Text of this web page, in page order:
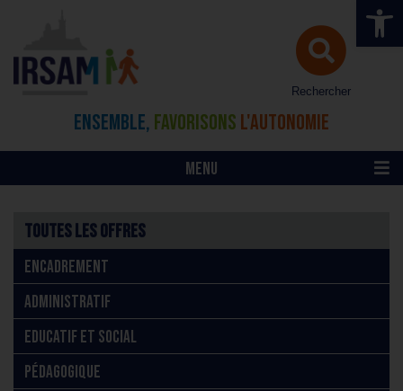
Ouvrir
Rechercher
ENSEMBLE, FAVORISONS L'AUTONOMIE
MENU
Toutes les offres
ENCADREMENT
ADMINISTRATIF
EDUCATIF ET SOCIAL
PÉDAGOGIQUE